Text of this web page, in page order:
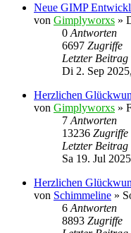
Neue GIMP
von Gimplyworxs »
0 Antworten
6697 Zugriffe
Letzter Beitrag
Di 2. Sep
Herzlichen
von Gimplyworxs »
7 Antworten
13236 Zugriffe
Letzter Beitrag
Sa 19. Jul
Herzlichen
von Schimmeline »
6 Antworten
8893 Zugriffe